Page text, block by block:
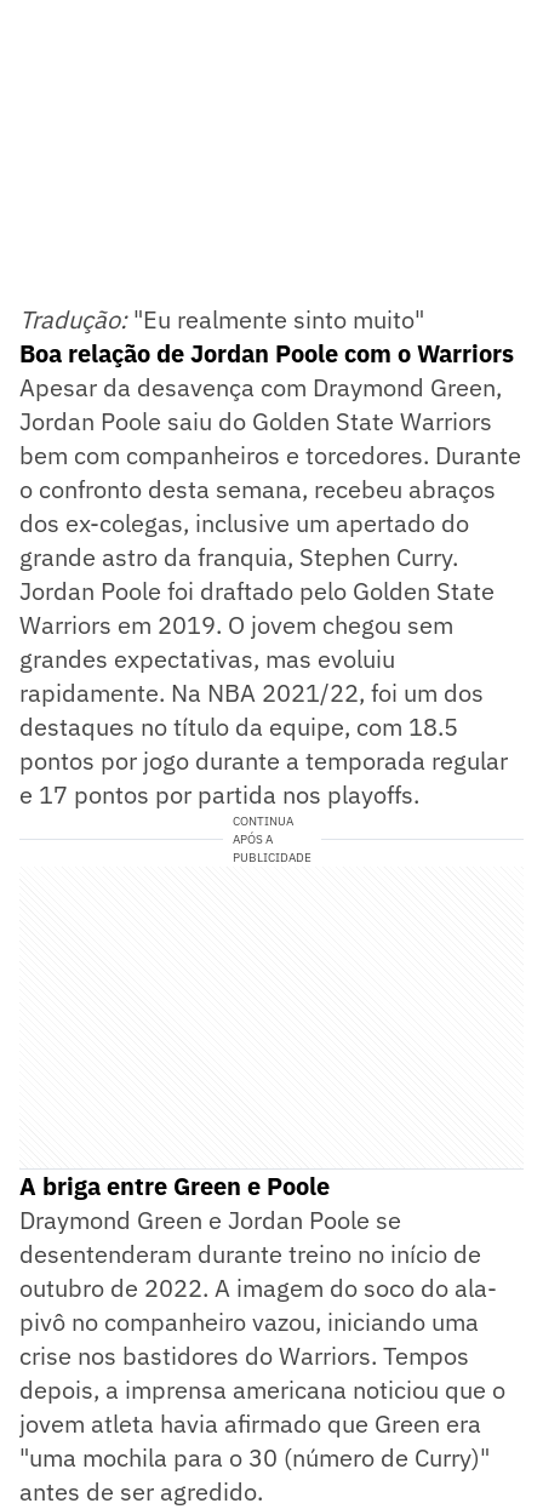
Tradução:"Eu realmente sinto muito"
Boa relação de Jordan Poole com o Warriors
Apesar da desavença com Draymond Green,
Jordan Poole saiu do Golden State Warriors
bem com companheiros e torcedores. Durante
o confronto desta semana, recebeu abraços
dos ex-colegas, inclusive um apertado do
grande astro da franquia, Stephen Curry.
Jordan Poole foi draftado pelo Golden State
Warriors em 2019. O jovem chegou sem
grandes expectativas, mas evoluiu
rapidamente. Na NBA 2021/22, foi um dos
destaques no título da equipe, com 18.5
pontos por jogo durante a temporada regular
e 17 pontos por partida nos playoffs.
CONTINUA
APÓS A
PUBLICIDADE
A briga entre Green e Poole
Draymond Green e Jordan Poole se
desentenderam durante treino no início de
outubro de 2022. A imagem do soco do ala-
pivô no companheiro vazou, iniciando uma
crise nos bastidores do Warriors. Tempos
depois, a imprensa americana noticiou que o
jovem atleta havia afirmado que Green era
"uma mochila para o 30 (número de Curry)"
antes de ser agredido.